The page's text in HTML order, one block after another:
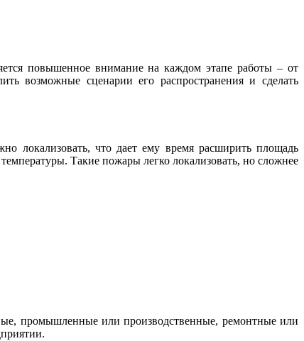
повышенное внимание на каждом этапе работы – от
возможные сценарии его распространения и сделать
что дает ему время расширить площадь
Такие пожары легко локализовать, но сложнее
промышленные или производственные, ремонтные или